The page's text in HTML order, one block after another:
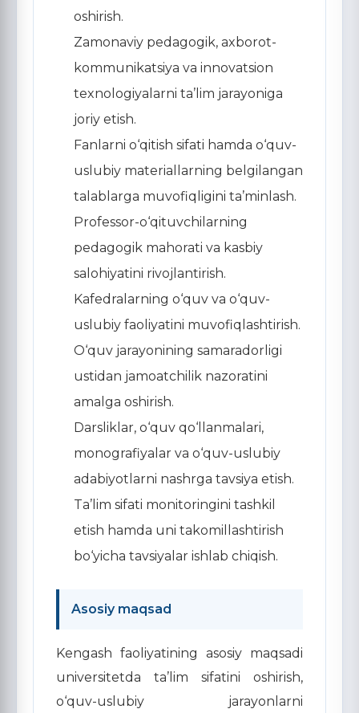
oshirish.
Zamonaviy pedagogik, axborot-
kommunikatsiya va innovatsion
texnologiyalarni ta’lim jarayoniga
joriy etish.
Fanlarni o‘qitish sifati hamda o‘quv-
uslubiy materiallarning belgilangan
talablarga muvofiqligini ta’minlash.
Professor-o‘qituvchilarning
pedagogik mahorati va kasbiy
salohiyatini rivojlantirish.
Kafedralarning o‘quv va o‘quv-
uslubiy faoliyatini muvofiqlashtirish.
O‘quv jarayonining samaradorligi
ustidan jamoatchilik nazoratini
amalga oshirish.
Darsliklar, o‘quv qo‘llanmalari,
monografiyalar va o‘quv-uslubiy
adabiyotlarni nashrga tavsiya etish.
Ta’lim sifati monitoringini tashkil
etish hamda uni takomillashtirish
bo‘yicha tavsiyalar ishlab chiqish.
Asosiy maqsad
Kengash faoliyatining asosiy maqsadi
universitetda ta’lim sifatini oshirish,
o‘quv-uslubiy jarayonlarni